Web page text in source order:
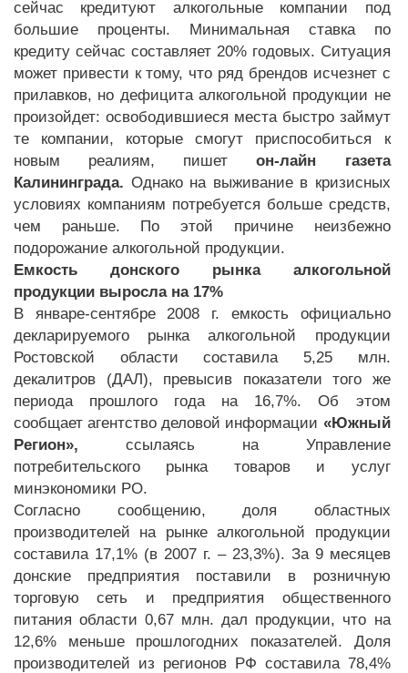
сейчас кредитуют алкогольные компании под
большие проценты. Минимальная ставка по
кредиту сейчас составляет 20% годовых. Ситуация
может привести к тому, что ряд брендов исчезнет с
прилавков, но дефицита алкогольной продукции не
произойдет: освободившиеся места быстро займут
те компании, которые смогут приспособиться к
новым реалиям, пишетон-лайн газета
Калининграда. Однако на выживание в кризисных
условиях компаниям потребуется больше средств,
чем раньше. По этой причине неизбежно
подорожание алкогольной продукции.
Емкость донского рынка алкогольной
продукции выросла на 17%
В январе-сентябре 2008 г. емкость официально
декларируемого рынка алкогольной продукции
Ростовской области составила 5,25 млн.
декалитров (ДАЛ), превысив показатели того же
периода прошлого года на 16,7%. Об этом
сообщает агентство деловой информации «Южный
Регион», ссылаясь на Управление
потребительского рынка товаров и услуг
минэкономики РО.
Согласно сообщению, доля областных
производителей на рынке алкогольной продукции
составила 17,1% (в 2007 г. – 23,3%). За 9 месяцев
донские предприятия поставили в розничную
торговую сеть и предприятия общественного
питания области 0,67 млн. дал продукции, что на
12,6% меньше прошлогодних показателей. Доля
производителей из регионов РФ составила 78,4%